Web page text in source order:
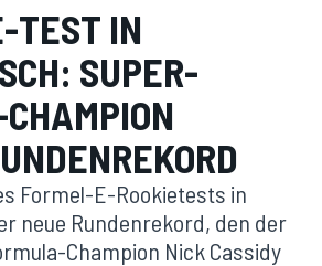
TEST IN
SUPER-
Formel-E-Rookietests in
neue Rundenrekord, den der
Champion Nick Cassidy